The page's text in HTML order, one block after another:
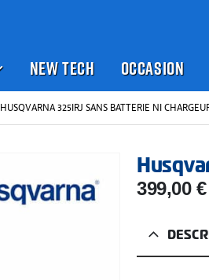
NEW TECH OCCASION
HUSQVARNA 325IRJ​ SANS BATTERIE NI
399,00 €